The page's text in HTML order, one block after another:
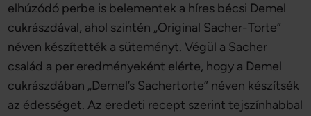
elhúzódó perbe is belementek a híres bécsi Demel
cukrászdával, ahol szintén „Original Sacher-Torte”
néven készítették a süteményt. Végül a Sacher
család a per eredményeként elérte, hogy a Demel
cukrászdában „Demel’s Sachertorte” néven készítsék
az édességet. Az eredeti recept szerint tejszínhabbal